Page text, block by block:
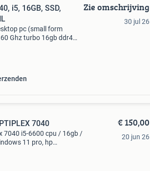
i5, 16GB, SSD,
pc (small form
Ghz turbo 16gb ddr4
Zie omschrijving
30 jul 26
7040
7040 i5-6600 cpu / 16gb /
11 pro, hp
€ 150,00
20 jun 26